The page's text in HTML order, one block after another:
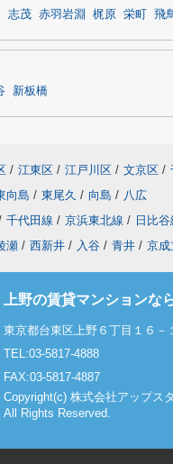
志茂 赤羽岩淵 梶原 栄町 飛
新板橋
/ 江東区 / 江戸川区 / 文京区 /
向島 / 東尾久 / 向島 / 八広
千代田線 / 京浜東北線 / 日比谷
瀬 / 西新井 / 入谷 / 青井 / 京成
上野の賃貸マンションな
東京都台東区上野６丁目１６－
TEL:03-5817-4888
FAX:03-5817-4887
Copyright(c) 株式会社アップス
All Rights Reserved.